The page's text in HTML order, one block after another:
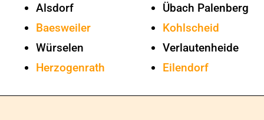
Alsdorf
Baesweiler
Würselen
Herzogenrath
Übach Palenberg
Kohlscheid
Verlautenheide
Eilendorf